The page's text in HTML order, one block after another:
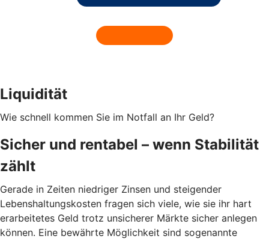
Liquidität
Wie schnell kommen Sie im Notfall an Ihr Geld?
Sicher und rentabel – wenn Stabilität
zählt
Gerade in Zeiten niedriger Zinsen und steigender
Lebenshaltungskosten fragen sich viele, wie sie ihr hart
erarbeitetes Geld trotz unsicherer Märkte sicher anlegen
können. Eine bewährte Möglichkeit sind sogenannte